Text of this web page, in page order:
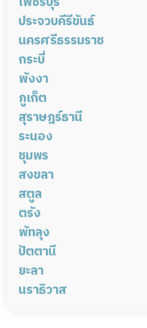
เมืองเพชรบุรี
ชะอำ
ท่ายาง
แก่งกระจาน
ประจวบคีรีขันธ์
เมืองประจวบคีรีขันธ์
บางสะพาน
หัวหิน
ส
นครศรีธรรมราช
เมืองนครศรีธรรมราช
ฉวาง
ท่าศาลา
ปากพนัง
หัวไทร
จุฬาภรณ์
เฉลิมพระเกียรติ
กระบี่
เมืองกระบี่
อ่าวลึก
เหนือคลอง
พังงา
เมืองพังงา
ตะกั่วป่า
ภูเก็ต
เมืองภูเก็ต
สุราษฎร์ธานี
เมืองสุราษฎร์ธานี กา
เกาะสมุย
คีรีรัฐนิคม
บ้านนาสาร
พระแสง
เกาะพงัน (สาขาตำบลเกาะเต่า)*
ระนอง
เมืองระนอง
สุขสำราญ
ชุมพร
เมืองชุมพร
ละแม
สงขลา
เมืองสงขลา
เทพา
รัตภูมิ
ควนเนียง
คลองหอยโข่ง
ท้องถิ่น
เทศบาลตำบลบ้านพรุ
สตูล
เมืองสตูล
ละงู
ตรัง
เมืองตรัง
สิเกา
รัษฎา
ห
อำเภอเมืองตรัง(สาขาคลองเต็
พัทลุง
เมืองพัทลุง
ควนขนุน
บางแก้ว
ปัตตานี
เมืองปัตตานี
ปะนาเระ
ยะลา
เมืองยะลา
นราธิวาส